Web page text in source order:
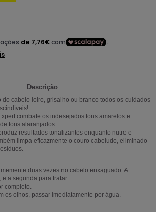
Descrição
do cabelo loiro, grisalho ou branco todos os cuidados
combate os indesejados tons amarelos e
tons alaranjados.
resultados tonalizantes enquanto nutre e
limpa eficazmente o couro cabeludo, eliminado
duas vezes no cabelo enxaguado. A
a segunda para tratar.
completo.
os olhos, passar imediatamente por água.